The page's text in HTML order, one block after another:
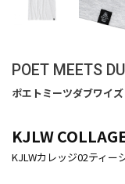
POET MEETS
KJLW